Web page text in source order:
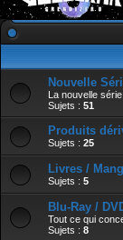
Nouvelle
La nouvelle
Sujets : 51
Produits
Sujets : 25
Livres /
Sujets : 5
Blu-Ray /
Tout ce qui
Sujets : 8